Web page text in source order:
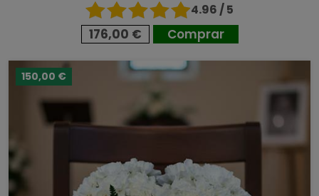
4.96 / 5
176,00 € Comprar
150,00 €